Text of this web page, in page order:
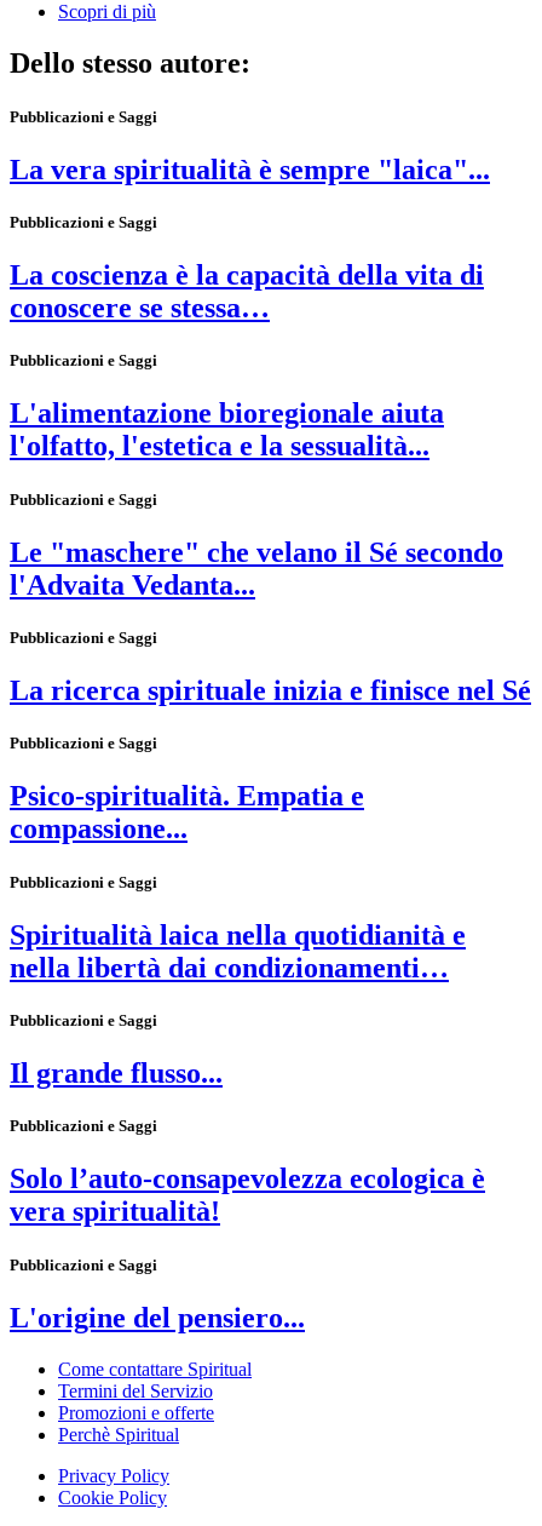
Scopri di più
Dello stesso autore:
Pubblicazioni e Saggi
La vera spiritualità è sempre "laica"...
Pubblicazioni e Saggi
La coscienza è la capacità della vita di
conoscere se stessa…
Pubblicazioni e Saggi
L'alimentazione bioregionale aiuta
l'olfatto, l'estetica e la sessualità...
Pubblicazioni e Saggi
Le "maschere" che velano il Sé secondo
l'Advaita Vedanta...
Pubblicazioni e Saggi
La ricerca spirituale inizia e finisce nel Sé
Pubblicazioni e Saggi
Psico-spiritualità. Empatia e
compassione...
Pubblicazioni e Saggi
Spiritualità laica nella quotidianità e
nella libertà dai condizionamenti…
Pubblicazioni e Saggi
Il grande flusso...
Pubblicazioni e Saggi
Solo l’auto-consapevolezza ecologica è
vera spiritualità!
Pubblicazioni e Saggi
L'origine del pensiero...
Come contattare Spiritual
Termini del Servizio
Promozioni e offerte
Perchè Spiritual
Privacy Policy
Cookie Policy